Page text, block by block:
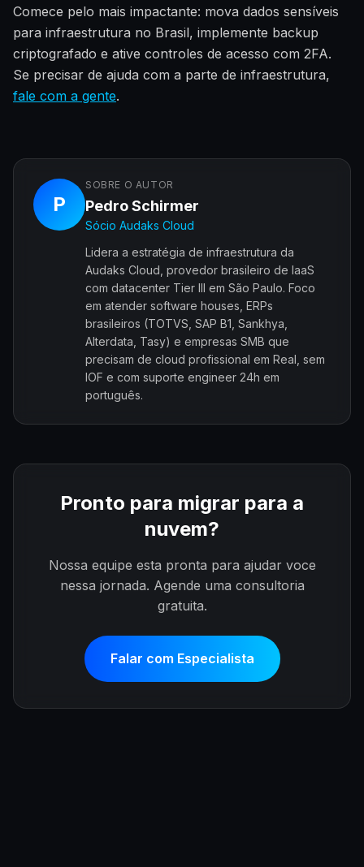
Comece pelo mais impactante: mova dados sensíveis
para infraestrutura no Brasil, implemente backup
criptografado e ative controles de acesso com 2FA.
Se precisar de ajuda com a parte de infraestrutura,
fale com a gente.
P
SOBRE O AUTOR
Pedro Schirmer
Sócio Audaks Cloud
Lidera a estratégia de infraestrutura da
Audaks Cloud, provedor brasileiro de IaaS
com datacenter Tier III em São Paulo. Foco
em atender software houses, ERPs
brasileiros (TOTVS, SAP B1, Sankhya,
Alterdata, Tasy) e empresas SMB que
precisam de cloud profissional em Real, sem
IOF e com suporte engineer 24h em
português.
Pronto para migrar para a
nuvem?
Nossa equipe esta pronta para ajudar voce
nessa jornada. Agende uma consultoria
gratuita.
Falar com Especialista